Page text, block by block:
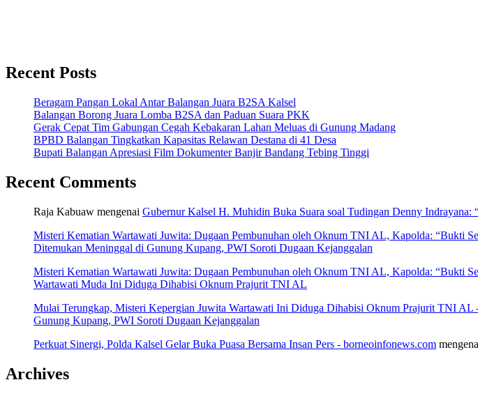
Recent Posts
Beragam Pangan Lokal Antar Balangan Juara B2SA Kalsel
Balangan Borong Juara Lomba B2SA dan Paduan Suara PKK
Gerak Cepat Tim Gabungan Cegah Kebakaran Lahan Meluas di Gunung Madang
BPBD Balangan Tingkatkan Kapasitas Relawan Destana di 41 Desa
Bupati Balangan Apresiasi Film Dokumenter Banjir Bandang Tebing Tinggi
Recent Comments
Raja Kabuaw mengenai Gubernur Kalsel H. Muhidin Buka Suara soal Tudingan Denny
Misteri Kematian Wartawati Juwita: Dugaan Pembunuhan oleh Oknum TNI AL, Kapolda: “Bukti
Ditemukan Meninggal di Gunung Kupang, PWI Soroti Dugaan Kejanggalan
Misteri Kematian Wartawati Juwita: Dugaan Pembunuhan oleh Oknum TNI AL, Kapolda: “Bukti
Wartawati Muda Ini Diduga Dihabisi Oknum Prajurit TNI AL
Mulai Terungkap, Misteri Kepergian Juwita Wartawati Ini Diduga Dihabisi Oknum Prajurit TNI AL
Gunung Kupang, PWI Soroti Dugaan Kejanggalan
Perkuat Sinergi, Polda Kalsel Gelar Buka Puasa Bersama Insan Pers - borneoinfonews.com
Archives